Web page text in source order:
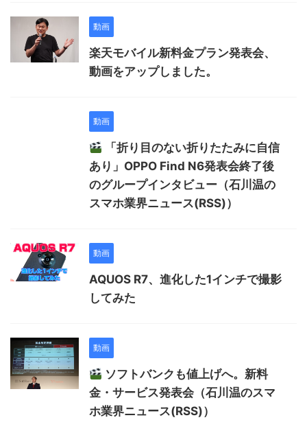
動画
楽天モバイル新料金プラン発表会、
動画をアップしました。
動画
「折り目のない折りたたみに自信
あり」OPPO Find N6発表会終了後
のグループインタビュー（石川温の
スマホ業界ニュース(RSS)）
動画
AQUOS R7、進化した1インチで撮影
してみた
動画
ソフトバンクも値上げへ。新料
金・サービス発表会（石川温のスマ
ホ業界ニュース(RSS)）